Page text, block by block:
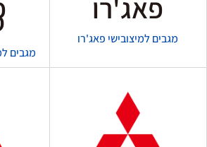
פאג'רו
מגבים למיצובישי פאג'רו
מגבים